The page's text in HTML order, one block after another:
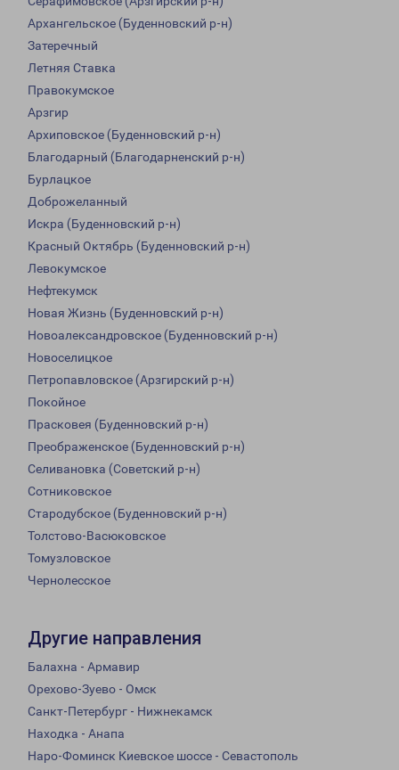
Архангельское (Буденновский р-н)
Затеречный
Летняя Ставка
Правокумское
Арзгир
Архиповское (Буденновский р-н)
Благодарный (Благодарненский р-н)
Бурлацкое
Доброжеланный
Искра (Буденновский р-н)
Красный Октябрь (Буденновский р-н)
Левокумское
Нефтекумск
Новая Жизнь (Буденновский р-н)
Новоалександровское (Буденновский р-н)
Новоселицкое
Петропавловское (Арзгирский р-н)
Покойное
Прасковея (Буденновский р-н)
Преображенское (Буденновский р-н)
Селивановка (Советский р-н)
Сотниковское
Стародубское (Буденновский р-н)
Толстово-Васюковское
Томузловское
Чернолесское
Другие направления
Балахна - Армавир
Орехово-Зуево - Омск
Санкт-Петербург - Нижнекамск
Находка - Анапа
Наро-Фоминск Киевское шоссе - Севастополь